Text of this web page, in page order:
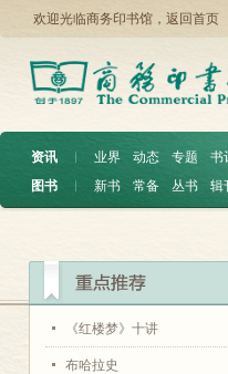
欢迎光临商务印书馆， 返回首页
资讯 ︱ 业界 动态 专题
书
图书
︱ 新书 常备 丛书 辑
《红楼梦》十讲
布哈拉史